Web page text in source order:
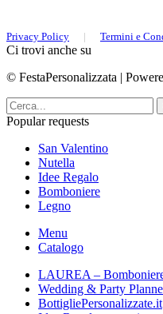
Privacy Policy | Termini e
Ci trovi anche su
© FestaPersonalizzata |
Popular requests
San Valentino
Nutella
Idee Regalo
Bomboniere
Legno
Menu
Catalogo
LAUREA – Bomboniere
Wedding & Party
BottigliePersonalizzate.it